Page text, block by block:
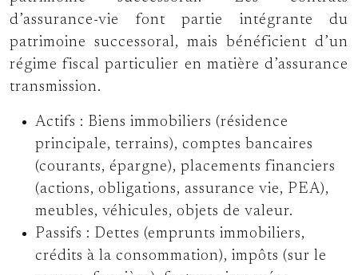
d’assurance-vie font partie intégrante du
patrimoine successoral, mais bénéficient d’un
régime fiscal particulier en matière d’assurance
transmission.
Actifs : Biens immobiliers (résidence
principale, terrains), comptes bancaires
(courants, épargne), placements financiers
(actions, obligations, assurance vie, PEA),
meubles, véhicules, objets de valeur.
Passifs : Dettes (emprunts immobiliers,
crédits à la consommation), impôts (sur le